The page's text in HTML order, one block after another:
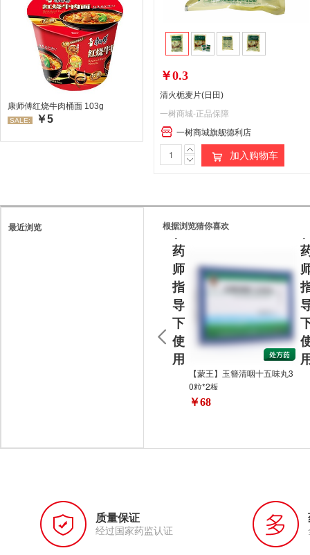
康师傅红烧牛肉桶面 103g
SALE: ￥5
￥0.3
清火栀麦片(日田)
一树商城-正品保障
一树商城旗舰德利店
加入购物车
最近浏览 根据浏览猜你喜欢
处
方
在
药
师
指
导
下
使
用
【蒙王】玉簪清咽十五味丸3
0粒*2板
￥68
质量保证
经过国家药监认证